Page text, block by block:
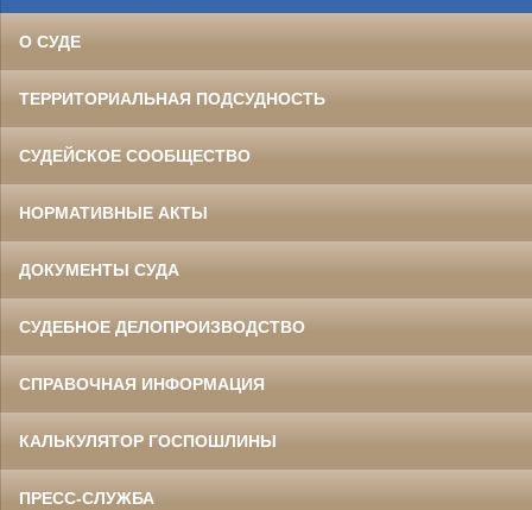
О СУДЕ
ТЕРРИТОРИАЛЬНАЯ ПОДСУДНОСТЬ
СУДЕЙСКОЕ СООБЩЕСТВО
НОРМАТИВНЫЕ АКТЫ
ДОКУМЕНТЫ СУДА
СУДЕБНОЕ ДЕЛОПРОИЗВОДСТВО
СПРАВОЧНАЯ ИНФОРМАЦИЯ
КАЛЬКУЛЯТОР ГОСПОШЛИНЫ
ПРЕСС-СЛУЖБА